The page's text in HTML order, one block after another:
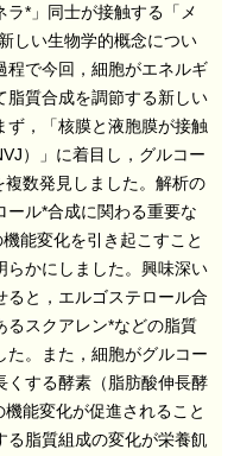
*」同士が接触する「メ
しい生物学的概念につい
程で今回，細胞がエネルギ
脂質合成を調節する新しい
ず，「核膜と液胞膜が接触
）」に着目し，グルコー
数発見しました。解析の
ル*合成に関わる重要な
能変化を引き起こすこと
らかにしました。興味深い
ると，エルゴステロール合
るスクアレン*などの脂質
た。また，細胞がグルコー
くする酵素（脂肪酸伸長酵
能変化が促進されること
る脂質組成の変化が栄養飢